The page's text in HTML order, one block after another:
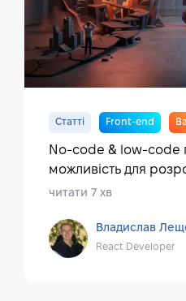
Статті Front-end
No-code & low-code
можливість для
читати 7 хв
Владислав
React Developer